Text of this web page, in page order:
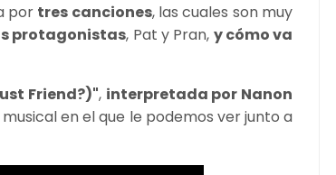
por tres canciones, las cuales son muy
protagonistas, Pat y Pran, y cómo va
Friend?)", interpretada por Nanon
en el que le podemos ver junto a